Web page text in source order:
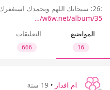
:26: سبحانك اللهم وبحمدك استغفرك واتوب اليك:26:
w6w.net/album/35/…
المواضيع
16
التعليقات
666
ام افدار • 19 سنة